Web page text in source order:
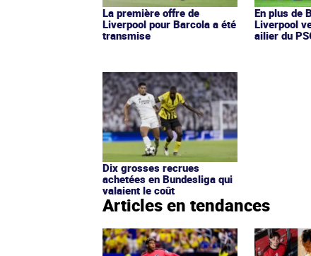
La première offre de
Liverpool pour Barcola a été
transmise
En plus de
Liverpool
ailier du
Dix grosses recrues
achetées en Bundesliga qui
valaient le coût
Articles en tendances